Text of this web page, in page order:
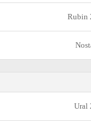
Rubin
Ural